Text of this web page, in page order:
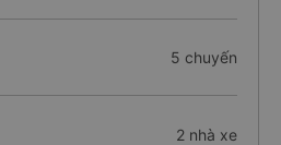
5 chuyến
2 nhà xe